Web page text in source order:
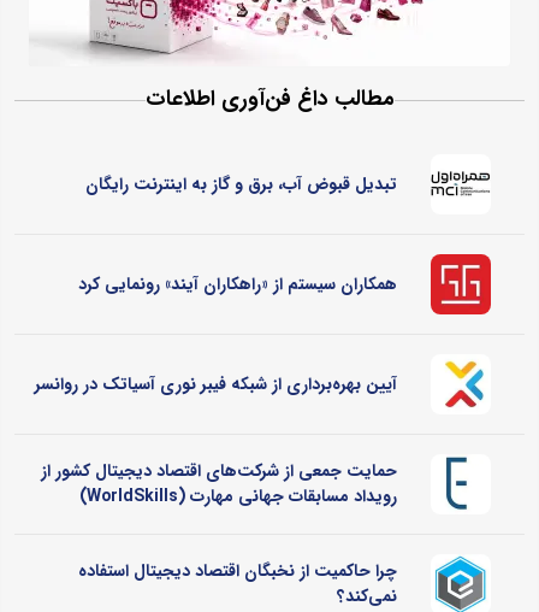
مطالب داغ فن‌آوری اطلاعات
تبدیل قبوض آب، برق و گاز به اینترنت رایگان
همکاران سیستم از «راهکاران آیند» رونمایی کرد
آیین بهره‌برداری از شبکه فیبر نوری آسیاتک در روانسر
حمایت جمعی از شرکت‌های اقتصاد دیجیتال کشور از
رویداد مسابقات جهانی مهارت (WorldSkills)
چرا حاکمیت از نخبگان اقتصاد دیجیتال استفاده
نمی‌کند؟